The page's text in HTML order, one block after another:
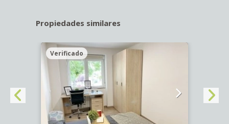
Propiedades similares
Verificado